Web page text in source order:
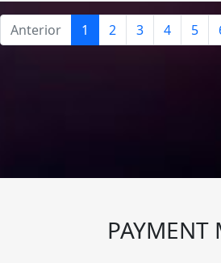
Anterior 1 2 3 4 5
PAYMENT